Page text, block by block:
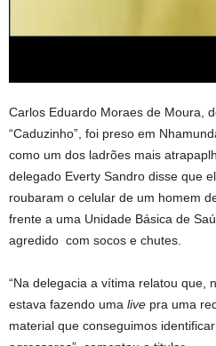
Carlos Eduardo Moraes de Moura,
“Caduzinho”, foi preso em
como um dos ladrões mais
delegado Everty Sandro disse que
roubaram o celular de um homem
frente a uma Unidade Básica de
agredido com socos e chutes.
“Na delegacia a vítima relatou que,
estava fazendo uma live pra uma
material que conseguimos